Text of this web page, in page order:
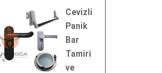
Cevizli
Panik
Bar
Tamiri
ve